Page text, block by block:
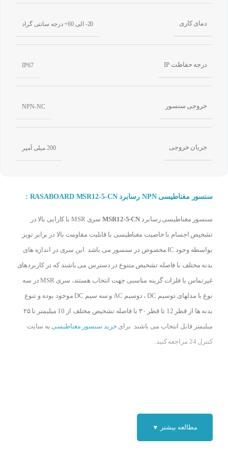
دمای کاری 20- الی 60+ درجه سانتی گراد
درجه حفاظت IP IP67
خروجی سنسور NPN-NC
جریان خروجی 200 میلی آمپر
سنسور مغناطیسی NPN رسابرد RASABOARD MSR12-5-CN :
سنسور مغناطیسی رسابرد MSR12-5-CN
سری MSR با کارایی بالا در
تشخیص اجسام با خاصیت مغناطیسی با قابلیت مقاومت بالا در برابر نویز
بواسطه وجود IC مخصوص در سنسور می باشد .این سری در اندازه های
بدنه مختلف با فاصله تشخیص متنوع در دسترس می باشند که در کاربردهای
غیرتماس با فلزات گزینه مناسبی جهت انتخاب هستند، سری MSR در سه
نوع با مدلهای دوسیم DC ، دوسیم AC و سه سیم DC موجود بوده و تنوع
بدنه ها از قطر 12 تا قطر ۳۰ با فاصله تشخیص مختلف از 10 میلیمتر تا ۲۵
میلیمتر قابل انتخاب می باشند. برای خرید سنسور مغناطیسی به سایت
کنترل 24 مراجعه کنید.
مطالعه بیشتر ▼